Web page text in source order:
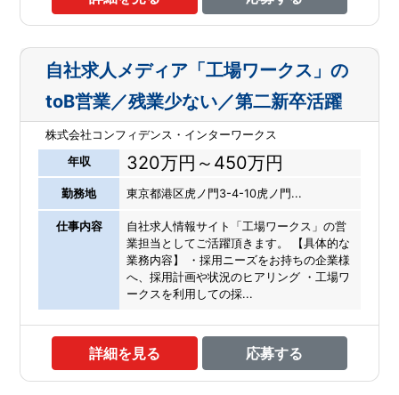
自社求人メディア「工場ワークス」の
toB営業／残業少ない／第二新卒活躍
株式会社コンフィデンス・インターワークス
年収
320万円～450万円
勤務地 東京都港区虎ノ門3-4-10虎ノ門...
仕事内容
自社求人情報サイト「工場ワークス」の営
業担当としてご活躍頂きます。 【具体的な
業務内容】 ・採用ニーズをお持ちの企業様
へ、採用計画や状況のヒアリング ・工場ワ
ークスを利用しての採...
詳細を見る 応募する